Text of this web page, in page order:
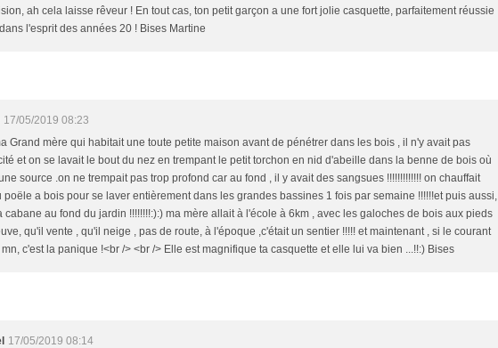
ah cela laisse rêveur ! En tout cas, ton petit garçon a une fort jolie casquette, parfaitement réussie
l'esprit des années 20 ! Bises Martine
17/05/2019 08:23
Grand mère qui habitait une toute petite maison avant de pénétrer dans les bois , il n'y avait pas
et on se lavait le bout du nez en trempant le petit torchon en nid d'abeille dans la benne de bois où
source .on ne trempait pas trop profond car au fond , il y avait des sangsues !!!!!!!!!!!!! on chauffait
poële a bois pour se laver entièrement dans les grandes bassines 1 fois par semaine !!!!!!et puis aussi,
cabane au fond du jardin !!!!!!!!:):) ma mère allait à l'école à 6km , avec les galoches de bois aux pieds
qu'il vente , qu'il neige , pas de route, à l'époque ,c'était un sentier !!!!! et maintenant , si le courant
c'est la panique !<br /> <br /> Elle est magnifique ta casquette et elle lui va bien ...!!:) Bises
17/05/2019 08:14